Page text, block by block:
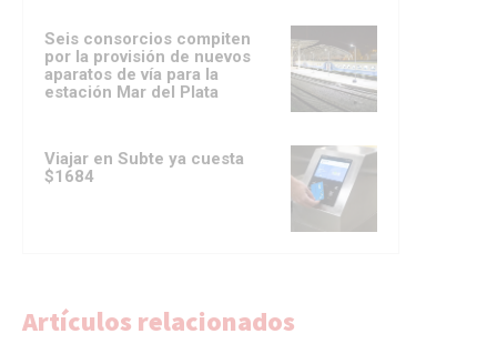
Seis consorcios compiten
por la provisión de nuevos
aparatos de vía para la
estación Mar del Plata
Viajar en Subte ya cuesta
$1684
Artículos relacionados